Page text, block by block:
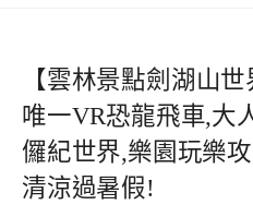
【雲林景點劍湖山
唯一VR恐龍飛車,大
儸紀世界,樂園玩樂
清涼過暑假!